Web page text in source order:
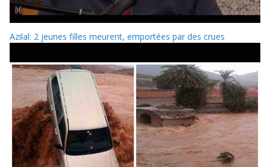
Azilal: 2 jeunes filles meurent, emportées par des crues